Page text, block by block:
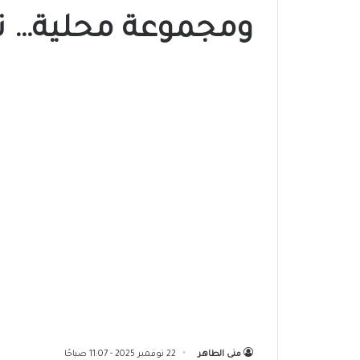
ومجموعة محلية…
منى الطاهر 22 نوفمبر 2025 - 11:07 صباحًا